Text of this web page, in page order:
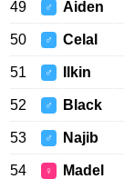
49 ♂ Aiden
50 ♂ Celal
51 ♂ Ilkin
52 ♂ Black
53 ♂ Najib
54 ♀ Madel